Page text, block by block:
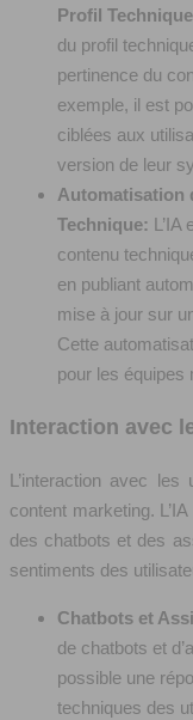
Profil
du profil
pertinence du
exemple, il est
ciblées aux
version de leur
Automatisation
Technique: L’IA
contenu
en publiant
mise à jour sur
Cette
pour les équipes
Interaction avec
L’interaction avec
content marketing.
des chatbots et des
sentiments des
Chatbots et
de chatbots et
possible une
techniques des